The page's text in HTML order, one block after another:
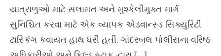
યાત્રાળુઓ માટે સલામત અને મુશ્કેલીમુક્ત માર્ગ
સુનિશ્ચિત કરવા માટે એક વ્યાપક એડવાન્સ્ડ સિક્યુરિટી
ટાસ્કિંગ કવાયત હાથ ધરી હતી. ગાંદરબલ પોલીસના વરિષ્ઠ